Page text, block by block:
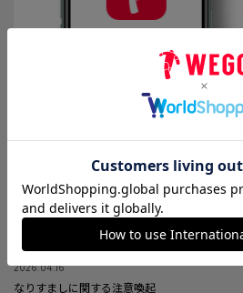
【重要】お盆期間中の指定日設定受付停止の
2026.07.28
8/4更新【重要】熊本県で発生した地震の影響
いて
2026.04.16
なりすましに関する注意喚起